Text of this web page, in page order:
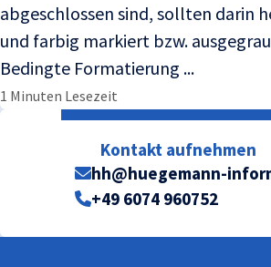
abgeschlossen sind, sollten darin
und farbig markiert bzw.
Bedingte Formatierung ...
1 Minuten Lesezeit
Kontakt aufnehmen
hh@huegemann-
+49 6074 960752